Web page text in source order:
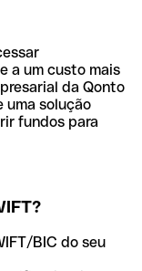
a um custo mais
da Qonto
uma solução
fundos para
BIC do seu